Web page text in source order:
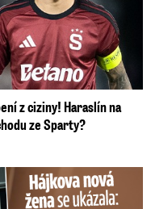
z ciziny! Haraslín na
ze Sparty?
se ukázala...